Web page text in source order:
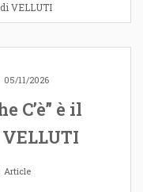
di VELLUTI
05/11/2026
C’è” è il
Article